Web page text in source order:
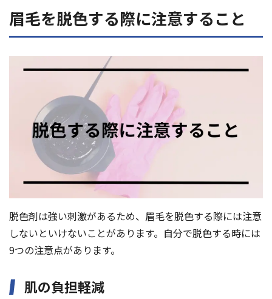
眉毛を脱色する際に注意すること
脱色剤は強い刺激があるため、眉毛を脱色する際には注意
しないといけないことがあります。自分で脱色する時には
9つの注意点があります。
肌の負担軽減